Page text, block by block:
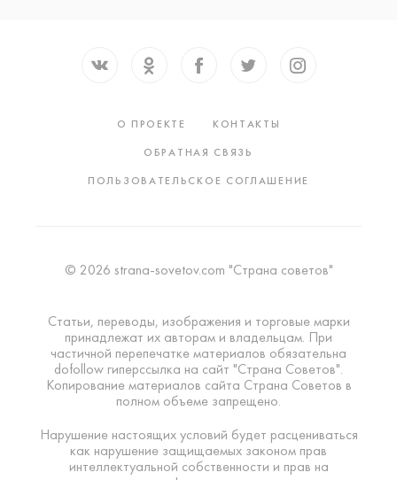
О ПРОЕКТЕ
КОНТАКТЫ
ОБРАТНАЯ СВЯЗЬ
ПОЛЬЗОВАТЕЛЬСКОЕ СОГЛАШЕНИЕ
© 2026 strana-sovetov.com "Страна советов"
Статьи, переводы, изображения и торговые марки
принадлежат их авторам и владельцам. При
частичной перепечатке материалов обязательна
dofollow гиперссылка на сайт "Страна Советов".
Копирование материалов сайта Страна Советов в
полном объеме запрещено.
Нарушение настоящих условий будет расцениваться
как нарушение защищаемых законом прав
интеллектуальной собственности и прав на